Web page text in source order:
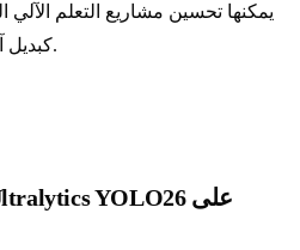
يمكنها تحسين مشاريع التعلم
كبديل آخر قائم على السحابة.